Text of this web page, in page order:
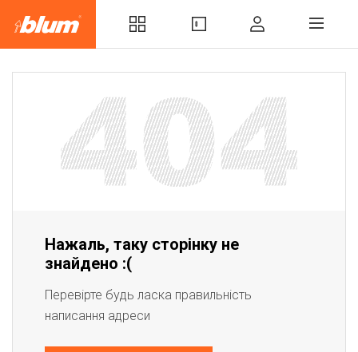
Нажаль, таку сторінку не
знайдено :(
Перевірте будь ласка правильність
написання адреси